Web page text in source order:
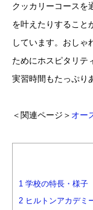
クッカリーコースを
を叶えたりすること
しています。おしゃ
ためにホスピタリテ
実習時間もたっぷり
＜関連ページ＞ オー
1 学校の特長・様子
2 ヒルトンアカデミ